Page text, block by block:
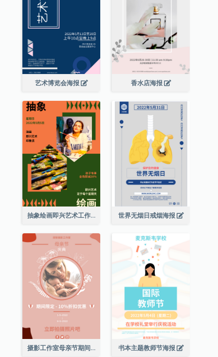
艺术博览会海报 香水店海报
抽象绘画即兴艺术工作坊海报 世界无烟日戒烟海报
摄影工作室母亲节期间限定优惠宣传海报 书本主题教师节海报